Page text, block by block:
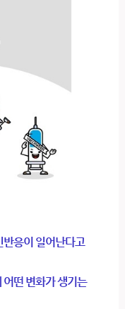
응이 일어난다고
떤 변화가 생기는